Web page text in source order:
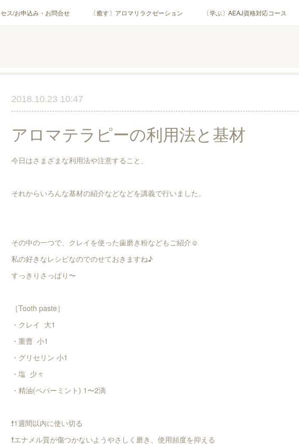
ス/お申込み・お問合せ 〔癒す〕アロマリラクゼーション 〔学ぶ〕AEAJ資格対応コース
2018.10.23 10:47
アロマテラピーの利用法と基材
今日はさまざまな利用法や注意すること、
それからいろんな基材の紹介などなどを講義で行いました。
その中の一つで、クレイを使った歯磨き粉などもご紹介☺︎
私の好きなレシピなのでのせておきますね♪
すっきりさっぱり〜
［Tooth paste］
・クレイ 大1
・重曹 小1
・グリセリン 小1
・塩 少々
・精油(ペパーミント) 1〜2滴
❗️1週間以内に使い切る
❗️エナメル質が傷つかないようやさしく磨き、使用頻度を抑える